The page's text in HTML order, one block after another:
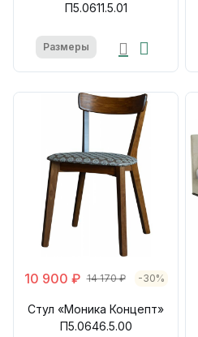
П5.0611.5.01
Размеры
10 900 ₽ 14 170 ₽ -30%
Стул «Моника Концепт»
П5.0646.5.00